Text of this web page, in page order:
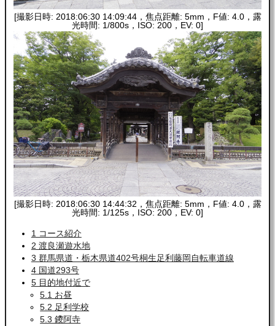
[撮影日時: 2018:06:30 14:09:44，焦点距離: 5mm，F値: 4.0，露
光時間: 1/800s，ISO: 200，EV: 0]
[撮影日時: 2018:06:30 14:44:32，焦点距離: 5mm，F値: 4.0，露
光時間: 1/125s，ISO: 200，EV: 0]
1 コース紹介
2 渡良瀬遊水地
3 群馬県道・栃木県道402号桐生足利藤岡自転車道線
4 国道293号
5 目的地付近で
5.1 お昼
5.2 足利学校
5.3 鑁阿寺